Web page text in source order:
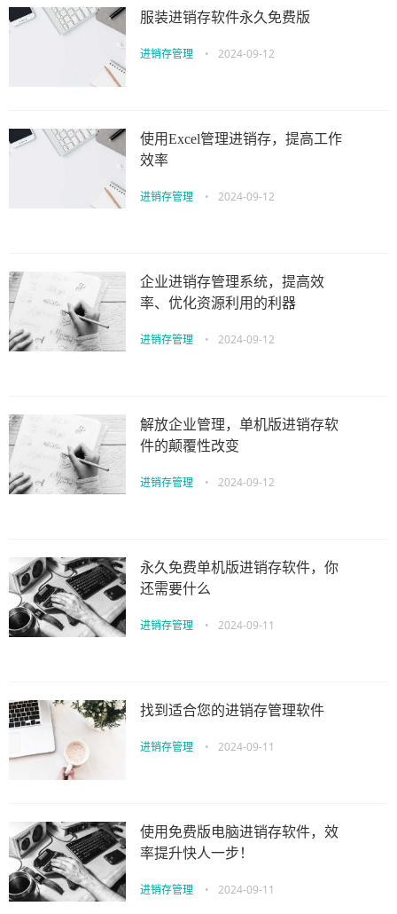
服装进销存软件永久免费版
进销存管理 • 2024-09-12
使用Excel管理进销存，提高工作
效率
进销存管理 • 2024-09-12
企业进销存管理系统，提高效
率、优化资源利用的利器
进销存管理 • 2024-09-12
解放企业管理，单机版进销存软
件的颠覆性改变
进销存管理 • 2024-09-12
永久免费单机版进销存软件，你
还需要什么
进销存管理 • 2024-09-11
找到适合您的进销存管理软件
进销存管理 • 2024-09-11
使用免费版电脑进销存软件，效
率提升快人一步！
进销存管理 • 2024-09-11